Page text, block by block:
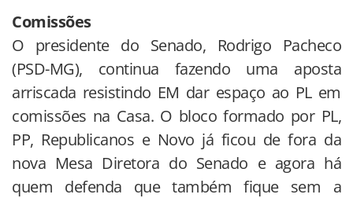
Comissões
O presidente do Senado, Rodrigo Pacheco
(PSD-MG), continua fazendo uma aposta
arriscada resistindo EM dar espaço ao PL em
comissões na Casa. O bloco formado por PL,
PP, Republicanos e Novo já ficou de fora da
nova Mesa Diretora do Senado e agora há
quem defenda que também fique sem a